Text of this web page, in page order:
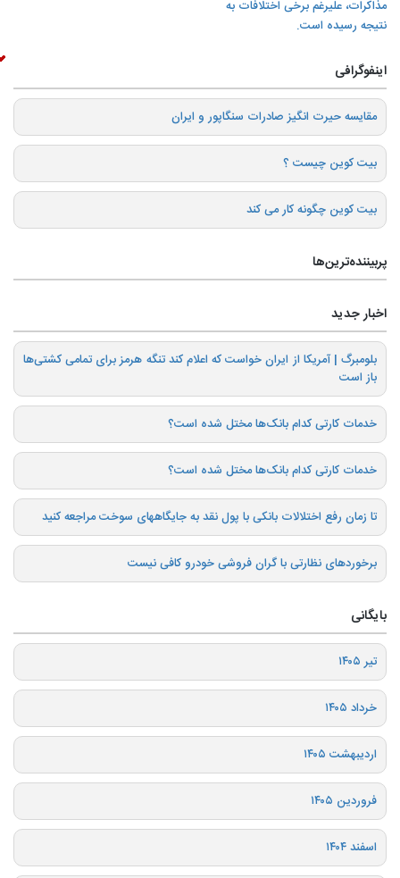
مذاکرات، علیرغم برخی اختلافات به
نتیجه رسیده است.
اینفوگرافی
️مقایسه حیرت انگیز صادرات سنگاپور و ایران
بیت کوین چیست ؟
بیت کوین چگونه کار می کند
پربیننده‌ترین‌ها
اخبار جدید
بلومبرگ | آمریکا از ایران خواست که اعلام کند تنگه هرمز برای تمامی کشتی‌ها
باز است
خدمات کارتی کدام بانک‌ها مختل شده است؟
خدمات کارتی کدام بانک‌ها مختل شده است؟
تا زمان رفع اختلالات بانکی با پول نقد به جایگاههای سوخت مراجعه کنید
برخوردهای نظارتی با گران فروشی خودرو کافی نیست
بایگانی
تیر ۱۴۰۵
خرداد ۱۴۰۵
اردیبهشت ۱۴۰۵
فروردین ۱۴۰۵
اسفند ۱۴۰۴